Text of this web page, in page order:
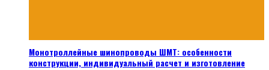
Монотроллейные шинопроводы ШМТ: особенности
конструкции, индивидуальный расчет и изготовление